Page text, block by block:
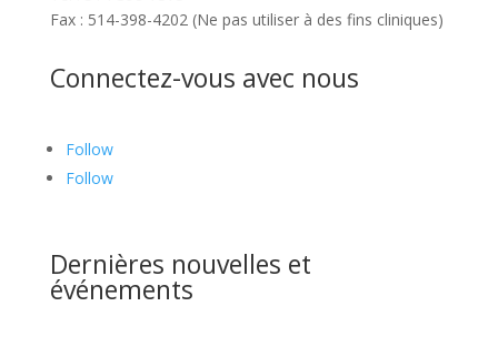
Fax : 514-398-4202 (Ne pas utiliser à des fins cliniques)
Connectez-vous avec nous
Follow
Follow
Dernières nouvelles et
événements